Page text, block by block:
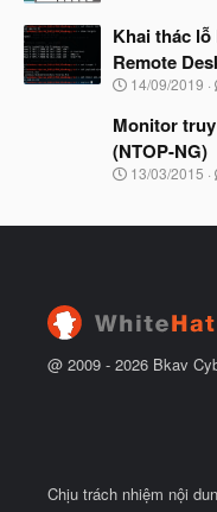
đ
ầ
u
y
ắ
t
ầ
u
Khai thác
Remote
N
à
b
ắ
14/09/2019
Monitor
(NTOP-NG)
N
y
ầ
13/03/2015
@ 2009 - 2026 Bkav
Chịu trách nhiệm nội